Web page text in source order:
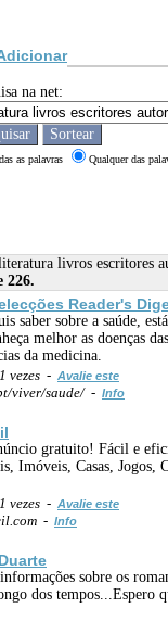
na net:
as palavras Qualquer das
livros escritores
226.
Reader's
saber sobre a saúde,
melhor as doenças
da medicina.
vezes - Avalie este
viver/saude/ - Info
gratuito! Fácil e
Imóveis, Casas, Jogos,
vezes - Avalie este
- Info
sobre os
dos tempos...Espero